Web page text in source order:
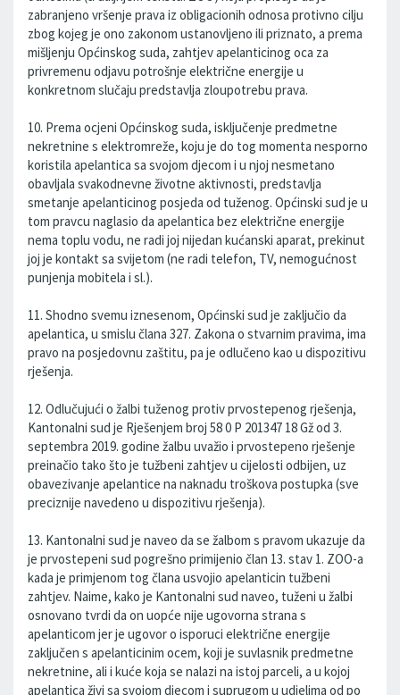
zabranjeno vršenje prava iz obligacionih odnosa protivno cilju
zbog kojeg je ono zakonom ustanovljeno ili priznato, a prema
mišljenju Općinskog suda, zahtjev apelanticinog oca za
privremenu odjavu potrošnje električne energije u
konkretnom slučaju predstavlja zloupotrebu prava.
10. Prema ocjeni Općinskog suda, isključenje predmetne
nekretnine s elektromreže, koju je do tog momenta nesporno
koristila apelantica sa svojom djecom i u njoj nesmetano
obavljala svakodnevne životne aktivnosti, predstavlja
smetanje apelanticinog posjeda od tuženog. Općinski sud je u
tom pravcu naglasio da apelantica bez električne energije
nema toplu vodu, ne radi joj nijedan kućanski aparat, prekinut
joj je kontakt sa svijetom (ne radi telefon, TV, nemogućnost
punjenja mobitela i sl.).
11. Shodno svemu iznesenom, Općinski sud je zaključio da
apelantica, u smislu člana 327. Zakona o stvarnim pravima, ima
pravo na posjedovnu zaštitu, pa je odlučeno kao u dispozitivu
rješenja.
12. Odlučujući o žalbi tuženog protiv prvostepenog rješenja,
Kantonalni sud je Rješenjem broj 58 0 P 201347 18 Gž od 3.
septembra 2019. godine žalbu uvažio i prvostepeno rješenje
preinačio tako što je tužbeni zahtjev u cijelosti odbijen, uz
obavezivanje apelantice na naknadu troškova postupka (sve
preciznije navedeno u dispozitivu rješenja).
13. Kantonalni sud je naveo da se žalbom s pravom ukazuje da
je prvostepeni sud pogrešno primijenio član 13. stav 1. ZOO-a
kada je primjenom tog člana usvojio apelanticin tužbeni
zahtjev. Naime, kako je Kantonalni sud naveo, tuženi u žalbi
osnovano tvrdi da on uopće nije ugovorna strana s
apelanticom jer je ugovor o isporuci električne energije
zaključen s apelanticinim ocem, koji je suvlasnik predmetne
nekretnine, ali i kuće koja se nalazi na istoj parceli, a u kojoj
apelantica živi sa svojom djecom i suprugom u udjelima od po